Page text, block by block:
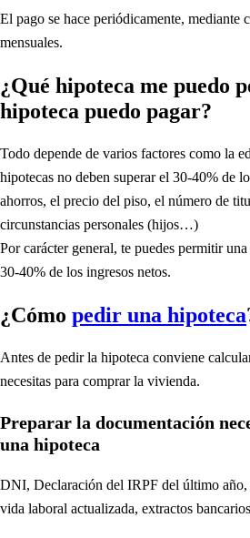
El pago se hace periódicamente, mediante
mensuales.
¿Qué hipoteca me puedo
hipoteca puedo pagar?
Todo depende de varios factores como la
hipotecas no deben superar el 30-40% de
ahorros, el precio del piso, el número de
circunstancias personales (hijos…)
Por carácter general, te puedes permitir
30-40% de los ingresos netos.
¿Cómo pedir una hipoteca
Antes de pedir la hipoteca conviene
necesitas para comprar la vivienda.
Preparar la documentación
una hipoteca
DNI, Declaración del IRPF del último año,
vida laboral actualizada, extractos